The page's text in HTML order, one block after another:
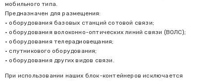
мобильного типа.
Предназначен для размещения:
• оборудования базовых станций сотовой связи;
• оборудования волоконно-оптических линий связи (ВОЛС);
• оборудования телерадиовещания;
• спутникового оборудования;
• оборудования других видов связи.
При использовании наших блок-контейнеров исключается